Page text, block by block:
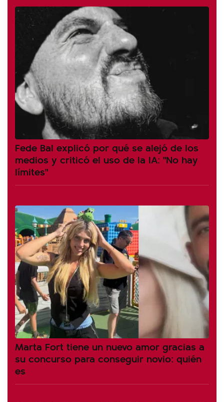
Fede Bal explicó por qué se alejó de los
medios y criticó el uso de la IA: "No hay
límites"
Marta Fort tiene un nuevo amor gracias a
su concurso para conseguir novio: quién
es